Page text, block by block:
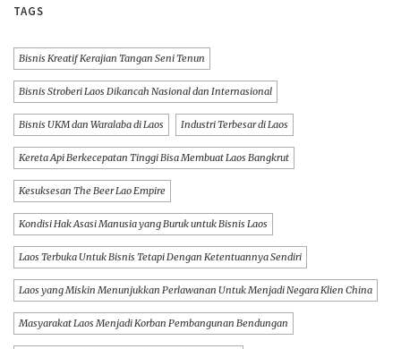
TAGS
Bisnis Kreatif Kerajian Tangan Seni Tenun
Bisnis Stroberi Laos Dikancah Nasional dan Internasional
Bisnis UKM dan Waralaba di Laos Industri Terbesar di Laos
Kereta Api Berkecepatan Tinggi Bisa Membuat Laos Bangkrut
Kesuksesan The Beer Lao Empire
Kondisi Hak Asasi Manusia yang Buruk untuk Bisnis Laos
Laos Terbuka Untuk Bisnis Tetapi Dengan Ketentuannya Sendiri
Laos yang Miskin Menunjukkan Perlawanan Untuk Menjadi Negara Klien China
Masyarakat Laos Menjadi Korban Pembangunan Bendungan